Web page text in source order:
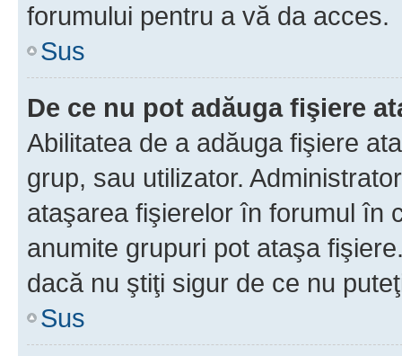
forumului pentru a vă da acces.
Sus
De ce nu pot adăuga fişiere
Abilitatea de a adăuga fişiere
grup, sau utilizator.
ataşarea fişierelor în forumul în
anumite grupuri pot ataşa
dacă nu ştiţi sigur de ce nu
Sus